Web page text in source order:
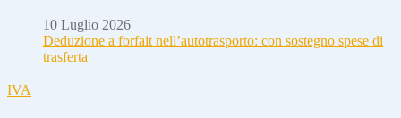
10 Luglio 2026
Deduzione a forfait nell’autotrasporto: con sostegno spese di
trasferta
IVA